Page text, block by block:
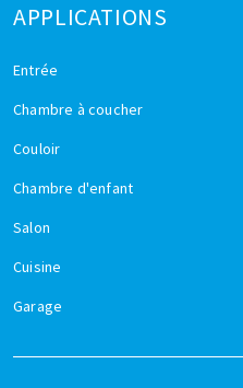
APPLICATIONS
Entrée
Chambre à coucher
Couloir
Chambre d'enfant
Salon
Cuisine
Garage